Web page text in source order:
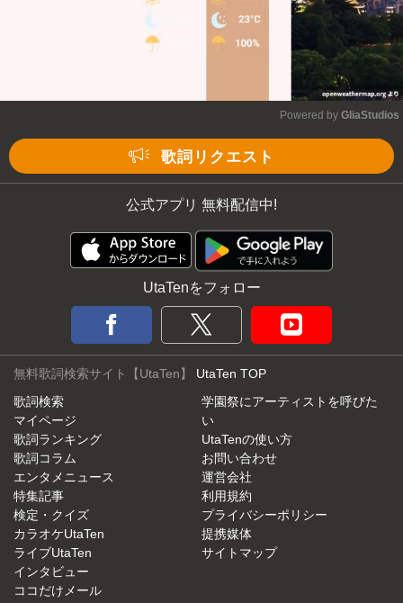
Powered by GliaStudios
歌詞リクエスト
公式アプリ 無料配信中!
UtaTenをフォロー
無料歌詞検索サイト【UtaTen】 UtaTen TOP
歌詞検索
マイページ
歌詞ランキング
歌詞コラム
エンタメニュース
特集記事
検定・クイズ
カラオケUtaTen
ライブUtaTen
インタビュー
ココだけメール
学園祭にアーティストを呼びた
い
UtaTenの使い方
お問い合わせ
運営会社
利用規約
プライバシーポリシー
提携媒体
サイトマップ